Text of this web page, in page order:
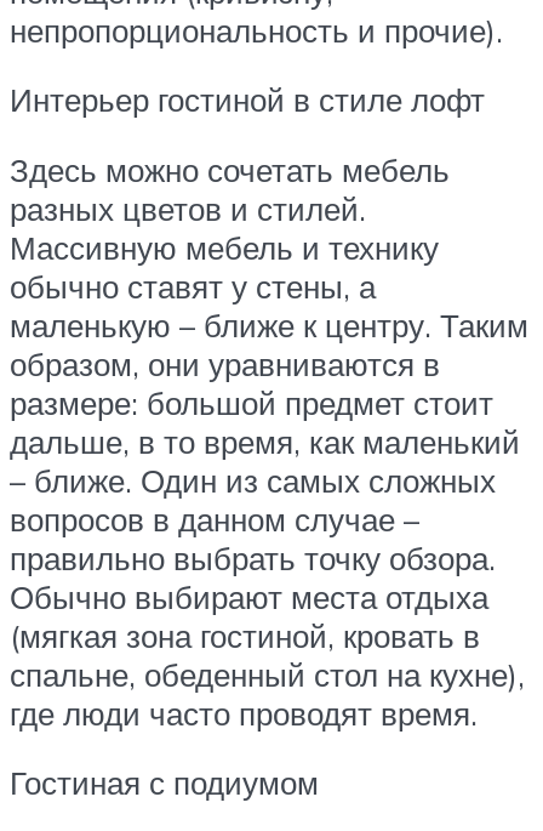
непропорциональность и прочие).
Интерьер гостиной в стиле лофт
Здесь можно сочетать мебель
разных цветов и стилей.
Массивную мебель и технику
обычно ставят у стены, а
маленькую – ближе к центру. Таким
образом, они уравниваются в
размере: большой предмет стоит
дальше, в то время, как маленький
– ближе. Один из самых сложных
вопросов в данном случае –
правильно выбрать точку обзора.
Обычно выбирают места отдыха
(мягкая зона гостиной, кровать в
спальне, обеденный стол на кухне),
где люди часто проводят время.
Гостиная с подиумом